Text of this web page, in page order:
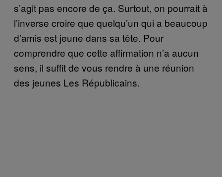
s’agit pas encore de ça. Surtout, on pourrait à
l’inverse croire que quelqu’un qui a beaucoup
d’amis est jeune dans sa tête. Pour
comprendre que cette affirmation n’a aucun
sens, il suffit de vous rendre à une réunion
des jeunes Les Républicains.